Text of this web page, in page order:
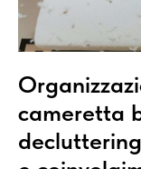
cameretta